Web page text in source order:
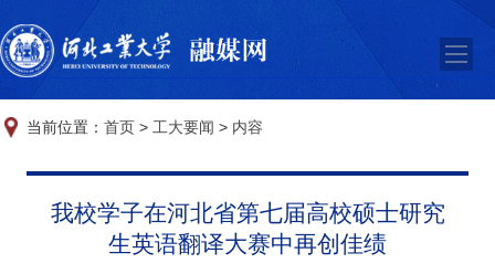
当前位置：首页 > 工大要闻 > 内容
我校学子在河北省第七届高校硕士研究
生英语翻译大赛中再创佳绩